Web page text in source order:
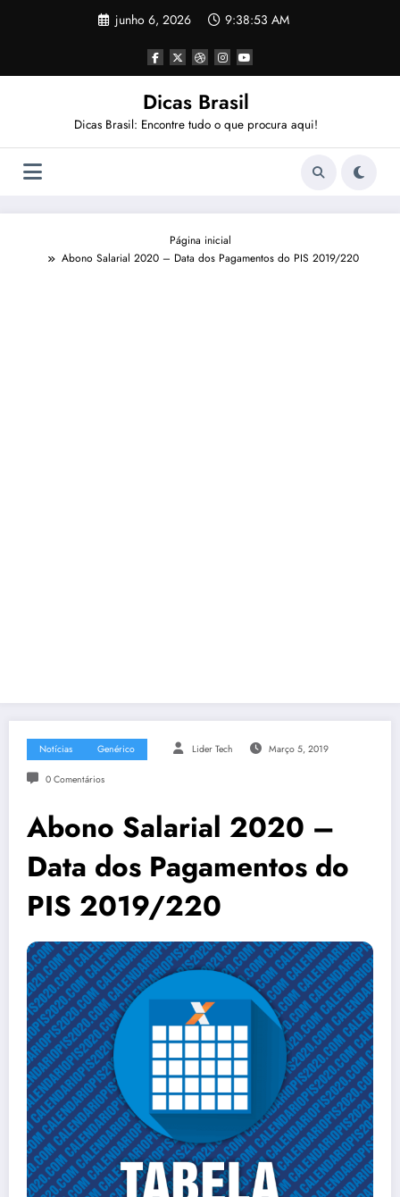
junho 6, 2026 9:38:54 AM
Dicas Brasil
Dicas Brasil: Encontre tudo o que procura aqui!
Página inicial
Abono Salarial 2020 – Data dos Pagamentos do PIS 2019/220
Notícias Genérico Lider Tech Março 5, 2019
0 Comentários
Abono Salarial 2020 –
Data dos Pagamentos do
PIS 2019/220